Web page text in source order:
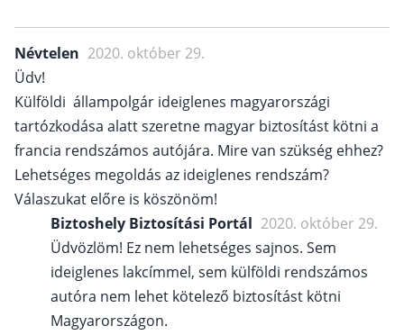
Névtelen 2020. október 29.
Üdv!
Külföldi állampolgár ideiglenes magyarországi
tartózkodása alatt szeretne magyar biztosítást kötni a
francia rendszámos autójára. Mire van szükség ehhez?
Lehetséges megoldás az ideiglenes rendszám?
Válaszukat előre is köszönöm!
Biztoshely Biztosítási Portál 2020. október 29.
Üdvözlöm! Ez nem lehetséges sajnos. Sem
ideiglenes lakcímmel, sem külföldi rendszámos
autóra nem lehet kötelező biztosítást kötni
Magyarországon.